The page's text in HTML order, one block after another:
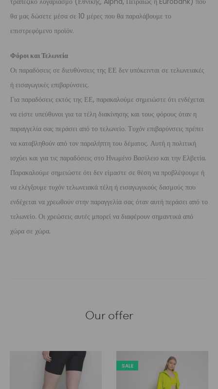
θα μας δώσετε μέσα σε 10 μέρες που θα παραλάβουμε το
επιστρεφόμενο προϊόν.
Φόροι και Τελωνεία
Οι παραδόσεις σε διευθύνσεις της ΕΕ δεν υπόκεινται σε τελωνειακές
ή εισαγωγικές επιβαρύνσεις.
Για παραδόσεις εκτός της ΕΕ, παρακαλούμε σημειώστε ότι ενδέχεται
να είστε υπεύθυνοι για τα τέλη διακίνησης και τους φόρους όταν η
παραγγελία σας περάσει από το τελωνείο. Τυχόν επιβαρύνσεις πρέπει
να καταβληθούν από τον παραλήπτη του δέματος. Αυτή η πολιτική
ισχύει και για τις παραδόσεις στο Ηνωμένο Βασίλειο και την Ελβετία.
Παρακαλούμε σημειώστε ότι δεν είμαστε σε θέση να προβλέψουμε ή
να ελέγξουμε τυχόν τελωνειακά τέλη ή εισαγωγικούς δασμούς που
ενδέχεται να χρεωθούν στην παραγγελία σας όταν αυτή περάσει από το
τελωνείο. Οι χρεώσεις αυτές μπορεί να διαφέρουν σημαντικά από
χώρα σε χώρα.
Our offer
SALE